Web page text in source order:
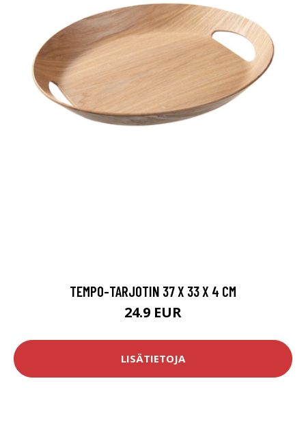
TEMPO-TARJOTIN 37 X 33 X 4 CM
24.9 EUR
LISÄTIETOJA